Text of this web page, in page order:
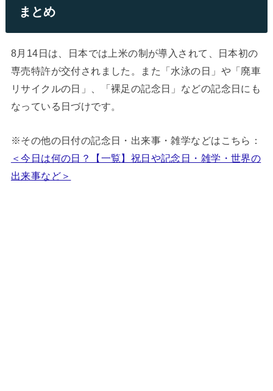
まとめ
8月14日は、日本では上米の制が導入されて、日本初の
専売特許が交付されました。また「水泳の日」や「廃車
リサイクルの日」、「裸足の記念日」などの記念日にも
なっている日づけです。
※その他の日付の記念日・出来事・雑学などはこちら：
＜今日は何の日？【一覧】祝日や記念日・雑学・世界の
出来事など＞